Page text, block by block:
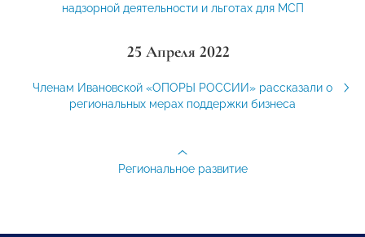
надзорной деятельности и льготах для МСП
25 Апреля 2022
Членам Ивановской «ОПОРЫ РОССИИ» рассказали о
региональных мерах поддержки бизнеса
Региональное развитие